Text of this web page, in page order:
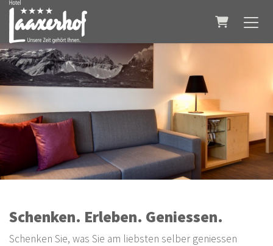
Warenkorb
Schenken. Erleben. Geniessen.
Schenken Sie, was Sie am liebsten selber geniessen